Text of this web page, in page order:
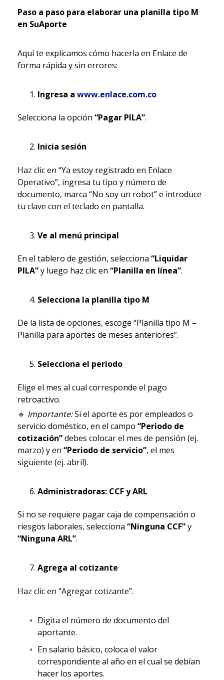
Paso a paso para elaborar una planilla tipo M
en SuAporte
Aquí te explicamos cómo hacerla en Enlace de
forma rápida y sin errores:
Ingresa a www.enlace.com.co
Selecciona la opción “Pagar PILA”.
Inicia sesión
Haz clic en “Ya estoy registrado en Enlace
Operativo”, ingresa tu tipo y número de
documento, marca “No soy un robot” e introduce
tu clave con el teclado en pantalla.
Ve al menú principal
En el tablero de gestión, selecciona “Liquidar
PILA”y luego haz clic en “Planilla en línea”.
Selecciona la planilla tipo M
De la lista de opciones, escoge “Planilla tipo M –
Planilla para aportes de meses anteriores”.
Selecciona el periodo
Elige el mes al cual corresponde el pago
retroactivo.
🔹 Importante:Si el aporte es por empleados o
servicio doméstico, en el campo “Periodo de
cotización”debes colocar el mes de pensión (ej.
marzo) y en “Periodo de servicio”, el mes
siguiente (ej. abril).
Administradoras: CCF y ARL
Si no se requiere pagar caja de compensación o
riesgos laborales, selecciona “Ninguna CCF”y
“Ninguna ARL”.
Agrega al cotizante
Haz clic en “Agregar cotizante”.
Digita el número de documento del
aportante.
En salario básico, coloca el valor
correspondiente al año en el cual se debían
hacer los aportes.